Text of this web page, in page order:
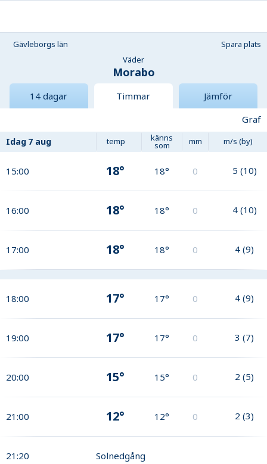
Gävleborgs län
Spara plats
Väder
Morabo
14 dagar Timmar
Jämför
Graf
Idag 7 aug temp känns
som mm m/s (by)
15:00 18° 18° 0 5 (10)
16:00 18° 18° 0 4 (10)
17:00 18° 18° 0 4 (9)
18:00 17° 17° 0 4 (9)
19:00 17° 17° 0 3 (7)
20:00 15° 15° 0 2 (5)
21:00 12° 12° 0 2 (3)
21:20 Solnedgång